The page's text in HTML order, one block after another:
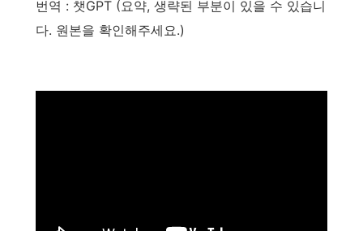
번역 : 챗GPT (요약, 생략된 부분이 있을 수 있습니
다. 원본을 확인해주세요.)